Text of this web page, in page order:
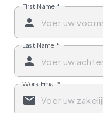
First Name *
Last Name *
Work Email*